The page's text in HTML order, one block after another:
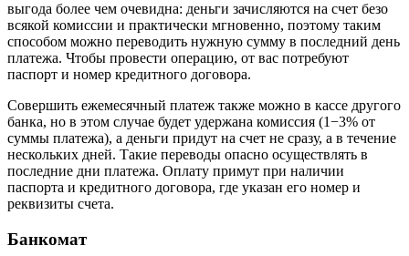
выгода более чем очевидна: деньги зачисляются на счет безо
всякой комиссии и практически мгновенно, поэтому таким
способом можно переводить нужную сумму в последний день
платежа. Чтобы провести операцию, от вас потребуют
паспорт и номер кредитного договора.
Совершить ежемесячный платеж также можно в кассе другого
банка, но в этом случае будет удержана комиссия (1−3% от
суммы платежа), а деньги придут на счет не сразу, а в течение
нескольких дней. Такие переводы опасно осуществлять в
последние дни платежа. Оплату примут при наличии
паспорта и кредитного договора, где указан его номер и
реквизиты счета.
Банкомат